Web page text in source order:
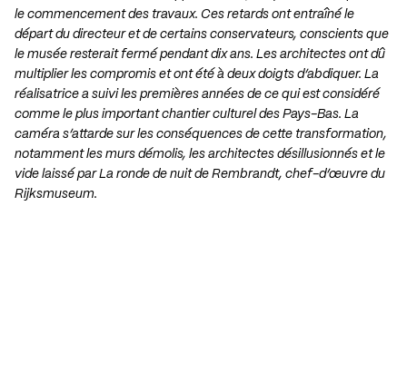
le commencement des travaux. Ces retards ont entraîné le
départ du directeur et de certains conservateurs, conscients que
le musée resterait fermé pendant dix ans. Les architectes ont dû
multiplier les compromis et ont été à deux doigts d’abdiquer. La
réalisatrice a suivi les premières années de ce qui est considéré
comme le plus important chantier culturel des Pays-Bas. La
caméra s’attarde sur les conséquences de cette transformation,
notamment les murs démolis, les architectes désillusionnés et le
vide laissé par La ronde de nuit de Rembrandt, chef-d’œuvre du
Rijksmuseum.